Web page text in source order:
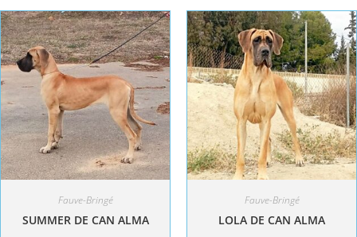
Fauve-Bringé
SUMMER DE CAN ALMA
Fauve-Bringé
LOLA DE CAN ALMA